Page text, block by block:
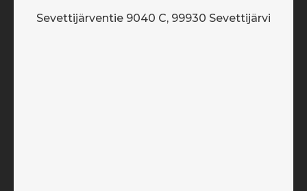
Sevettijärventie 9040 C, 99930 Sevettijärvi